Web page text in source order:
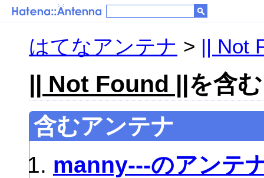
はてなアンテナ > || Not
|| Not Found ||を含
含むアンテナ
manny---のアンテ